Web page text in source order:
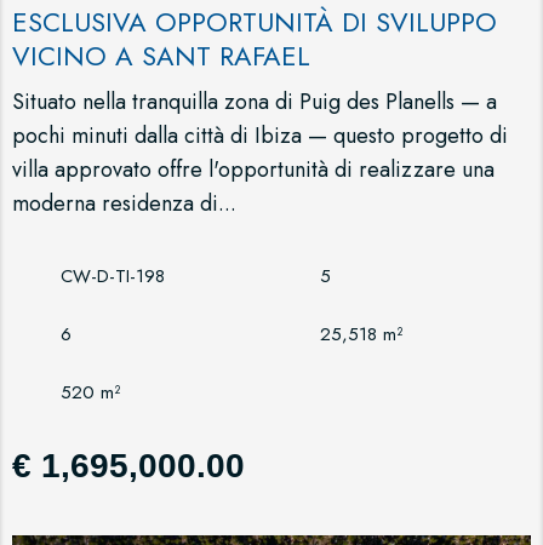
ESCLUSIVA OPPORTUNITÀ DI SVILUPPO
VICINO A SANT RAFAEL
Situato nella tranquilla zona di Puig des Planells — a
pochi minuti dalla città di Ibiza — questo progetto di
villa approvato offre l'opportunità di realizzare una
moderna residenza di...
CW-D-TI-198 5
6 25,518 m²
520 m²
€ 1,695,000.00